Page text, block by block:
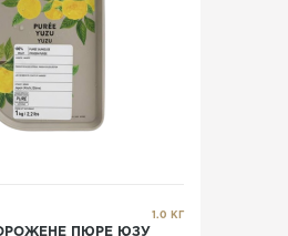
1.0 КГ
ПЮРЕ ЮЗУ